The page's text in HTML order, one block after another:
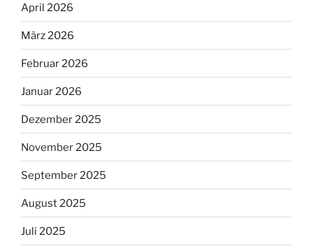
April 2026
März 2026
Februar 2026
Januar 2026
Dezember 2025
November 2025
September 2025
August 2025
Juli 2025